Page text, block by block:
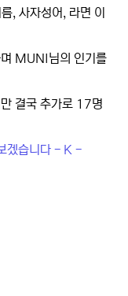
, 사자성어, 라면 이
MUNI님의 인기를
결국 추가로 17명
겠습니다 - K -